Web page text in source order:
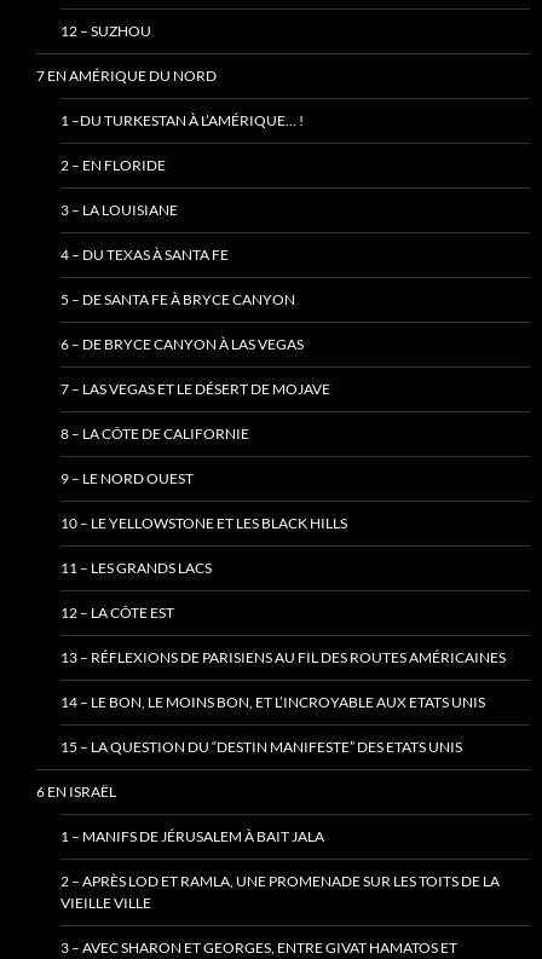
12 – SUZHOU
7 EN AMÉRIQUE DU NORD
1 –DU TURKESTAN À L’AMÉRIQUE… !
2 – EN FLORIDE
3 – LA LOUISIANE
4 – DU TEXAS À SANTA FE
5 – DE SANTA FE À BRYCE CANYON
6 – DE BRYCE CANYON À LAS VEGAS
7 – LAS VEGAS ET LE DÉSERT DE MOJAVE
8 – LA CÔTE DE CALIFORNIE
9 – LE NORD OUEST
10 – LE YELLOWSTONE ET LES BLACK HILLS
11 – LES GRANDS LACS
12 – LA CÔTE EST
13 – RÉFLEXIONS DE PARISIENS AU FIL DES ROUTES AMÉRICAINES
14 – LE BON, LE MOINS BON, ET L’INCROYABLE AUX ETATS UNIS
15 – LA QUESTION DU “DESTIN MANIFESTE” DES ETATS UNIS
6 EN ISRAËL
1 – MANIFS DE JÉRUSALEM À BAIT JALA
2 – APRÈS LOD ET RAMLA, UNE PROMENADE SUR LES TOITS DE LA
VIEILLE VILLE
3 – AVEC SHARON ET GEORGES, ENTRE GIVAT HAMATOS ET